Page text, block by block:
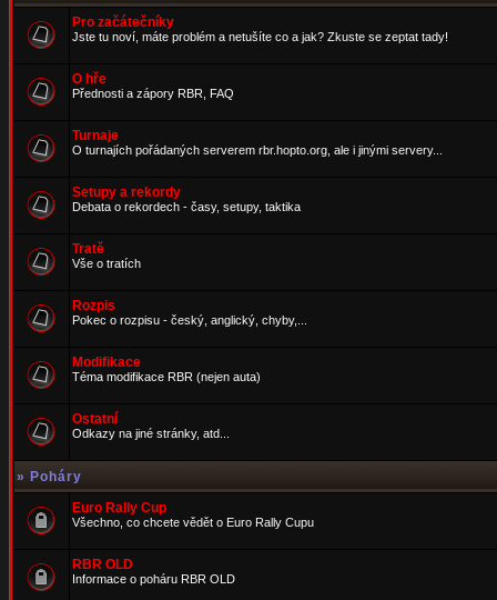
Pro začátečníky
Jste tu noví, máte problém a netušíte co a jak? Zkuste se zeptat tady!
O hře
Přednosti a zápory RBR, FAQ
Turnaje
O turnajích pořádaných serverem rbr.hopto.org, ale i jinými servery...
Setupy a rekordy
Debata o rekordech - časy, setupy, taktika
Tratě
Vše o tratích
Rozpis
Pokec o rozpisu - český, anglický, chyby,...
Modifikace
Téma modifikace RBR (nejen auta)
Ostatní
Odkazy na jiné stránky, atd...
» Poháry
Euro Rally Cup
Všechno, co chcete vědět o Euro Rally Cupu
RBR OLD
Informace o poháru RBR OLD